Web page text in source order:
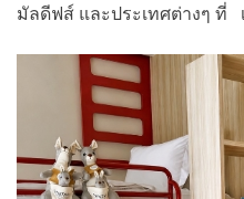
มัลดีฟส์ และประเทศต่างๆ ที่